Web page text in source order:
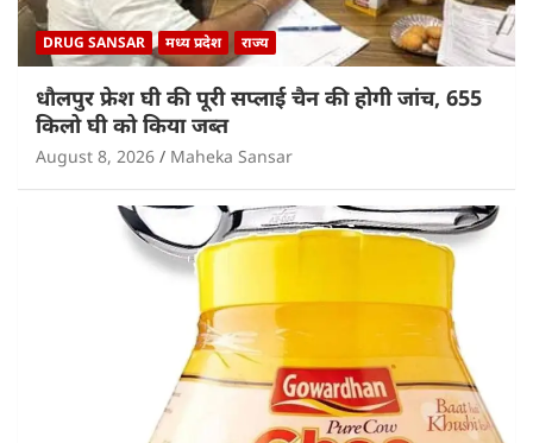
DRUG SANSAR मध्य प्रदेश राज्य
धौलपुर फ्रेश घी की पूरी सप्लाई चैन की होगी जांच, 655
किलो घी को किया जब्त
August 8, 2026 Maheka Sansar